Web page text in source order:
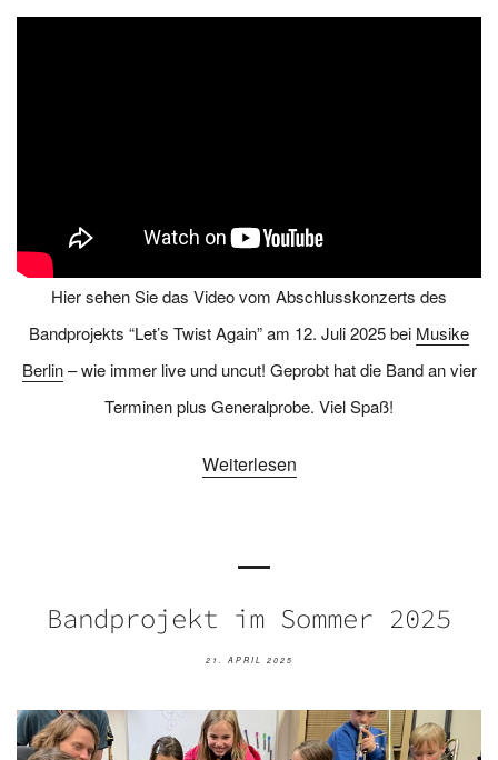
Hier sehen Sie das Video vom Abschlusskonzerts des
Bandprojekts “Let’s Twist Again” am 12. Juli 2025 bei Musike
Berlin– wie immer live und uncut! Geprobt hat die Band an vier
Terminen plus Generalprobe. Viel Spaß!
Weiterlesen
Bandprojekt im Sommer 2025
21. APRIL 2025